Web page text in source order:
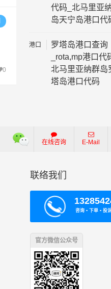
0
代码_北马里亚
岛天宁岛港口代
港口
罗塔岛港口查询
_rota,mp港口代
北马里亚纳群岛
塔岛港口代码
在线咨询 E-Mail
联络我们
咨询 ▪ 下单 ▪ 投
官方微信公众号